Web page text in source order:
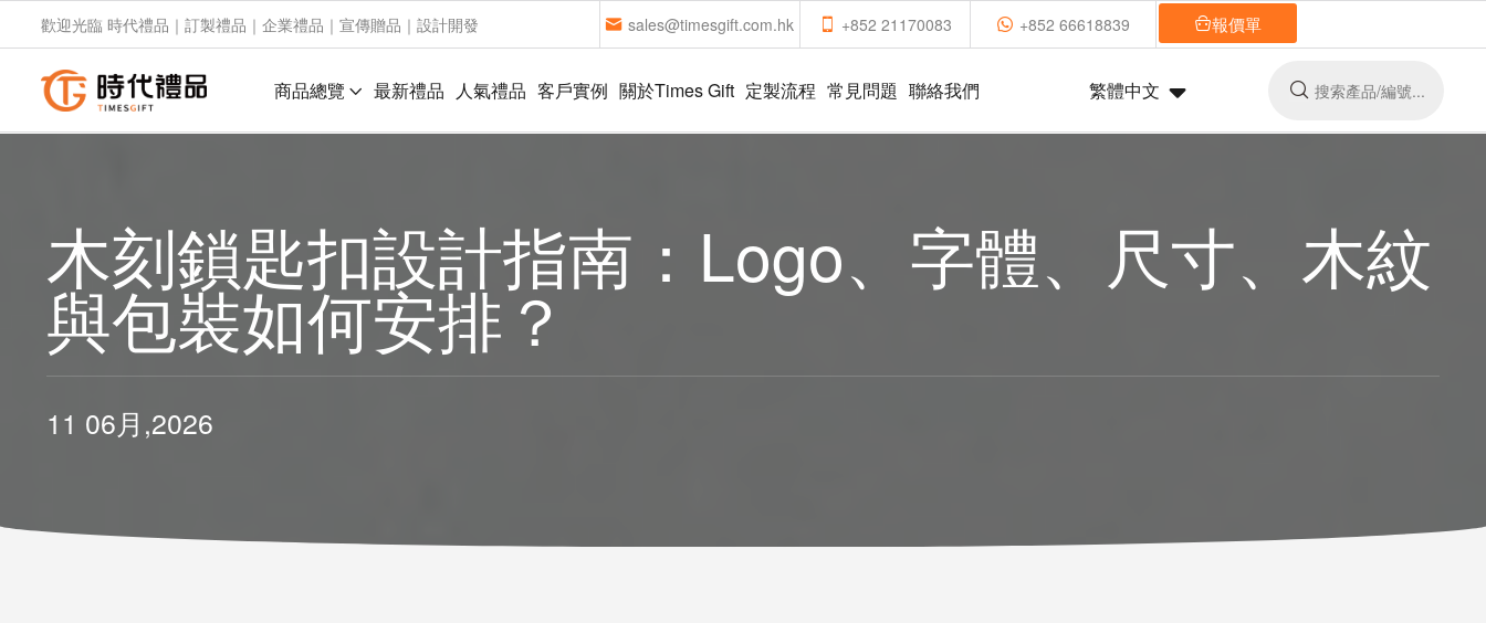
歡迎光臨 時代禮品｜訂製禮品｜企業禮品｜宣傳贈品｜設計開發 sales@timesgift.com.hk +852 21170083 +852 66618839 報價單
商品總覽 最新禮品 人氣禮品 客戶實例 關於Times Gift 定製流程 常見問題 聯絡我們 繁體中文
木刻鎖匙扣設計指南：Logo、字體、尺寸、木紋
與包裝如何安排？
11 06月,2026